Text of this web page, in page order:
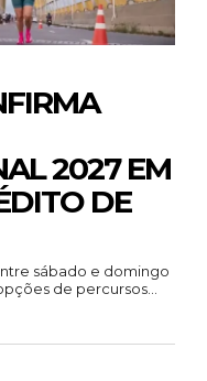
2027 EM
DE
sábado e domingo
de percursos...